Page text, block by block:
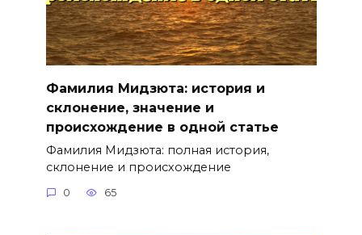
Фамилия Мидзюта: история и
склонение, значение и
происхождение в одной статье
Фамилия Мидзюта: полная история,
склонение и происхождение
0 65